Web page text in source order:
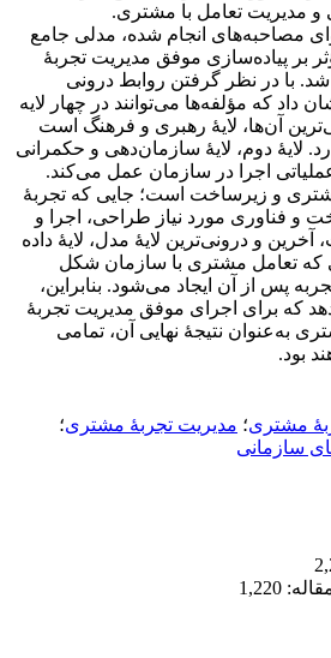
مصاحبه‌های انجام شده، مدلی جامع
بر پیاده‌سازی موفق مدیریت تجربۀ
با در نظر گرفتن روابط درونی
داد که مؤلفه‌ها می‌توانند در چهار لایه
آن‌ها، لایۀ رهبری و فرهنگ است
لایۀ دوم، لایۀ سازمان‌دهی و حکمرانی
اجرا در سازمان عمل می‌کند.
مشتری و زیرساخت است؛ جایی که تجربۀ
فناوری مورد نیاز طراحی، اجرا و
و درونی‌ترین لایۀ مدل، لایۀ داده
که تعامل مشتری با سازمان شکل
پس از آن ایجاد می‌شود. بنابراین،
که برای اجرای موفق مدیریت تجربۀ
به‌عنوان نتیجۀ نهایی آن، تمامی
بود.
مشتری؛ مدیریت تجربۀ مشتری؛
سازمانی
1,220